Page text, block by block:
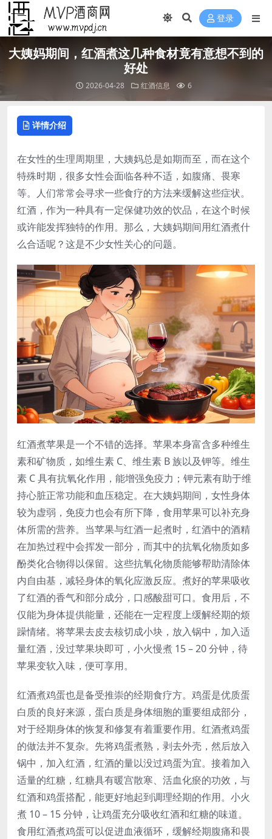
登录
大姨妈期间，红酒煮这几种食材竟有意想不到的
好处
2026-04-28 红酒信息 6
详情介绍
在女性的生理周期里，大姨妈总是如期而至，而在这个
特殊时期，很多女性会面临各种不适，如腹痛、畏寒
等。人们常常会寻求一些食疗的方法来缓解这些症状。
红酒，作为一种具有一定保健功效的饮品，在这个时候
或许能发挥独特的作用。那么，大姨妈期间用红酒煮什
么合适呢？这是不少女性关心的问题。
红酒煮苹果是一个不错的选择。苹果本身富含多种维生
素和矿物质，如维生素 C、维生素 B 族以及钾等。维生
素 C 具有抗氧化作用，能增强免疫力；钾元素有助于维
持心脏正常功能和血压稳定。在大姨妈期间，女性身体
较为虚弱，免疫力也会有所下降，食用苹果可以补充身
体所需的营养。当苹果与红酒一起煮时，红酒中的酒精
在加热过程中会挥发一部分，而其中的抗氧化物质如多
酚类化合物得以保留。这些抗氧化物质能够帮助清除体
内自由基，减轻身体的氧化应激反应。煮好的苹果吸收
了红酒的香气和部分成分，口感酸甜可口。食用后，不
仅能为身体提供能量，还能在一定程度上缓解经期的烦
躁情绪。将苹果去皮去核切成小块，放入锅中，加入适
量红酒，没过苹果块即可，小火慢煮 15 – 20 分钟，待
苹果变软入味，便可享用。
红酒煮鸡蛋也是备受推崇的经期食疗方。鸡蛋是优质蛋
白质的良好来源，蛋白质是身体细胞的重要组成部分，
对于经期身体的恢复和修复有着重要作用。红酒煮鸡蛋
的做法并不复杂。先将鸡蛋煮熟，剥去外壳，然后放入
锅中，加入红酒，红酒的量以没过鸡蛋为宜。接着加入
适量的红糖，红糖具有暖宫散寒、活血化瘀的功效，与
红酒和鸡蛋搭配，能更好地起到调理经期的作用。小火
煮 10 – 15 分钟，让鸡蛋充分吸收红酒和红糖的味道。
食用红酒煮鸡蛋可以促进血液循环，缓解经期腹痛和畏